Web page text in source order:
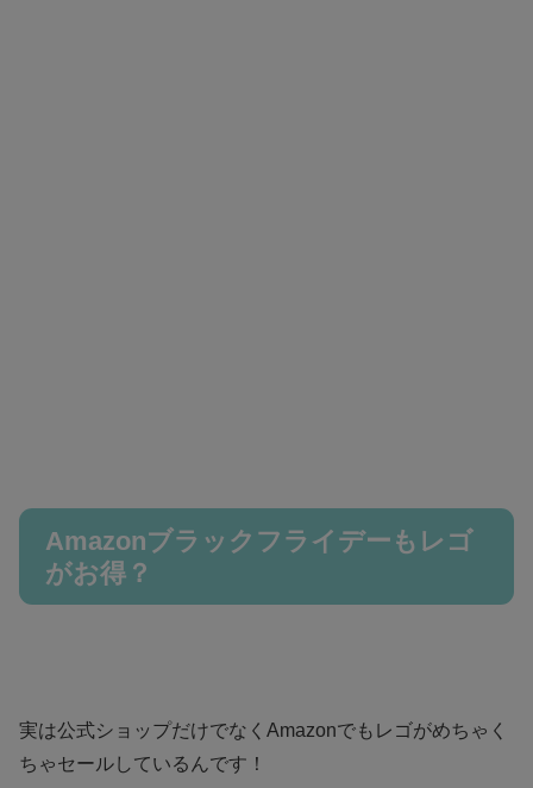
Amazonブラックフライデーもレゴ
がお得？
実は公式ショップだけでなくAmazonでもレゴがめちゃく
ちゃセールしているんです！